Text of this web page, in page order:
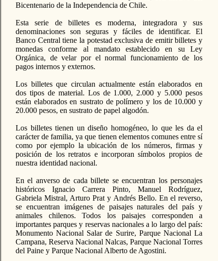
Bicentenario de la Independencia de Chile.
Esta serie de billetes es moderna, integradora y sus
denominaciones son seguras y fáciles de identificar. El
Banco Central tiene la potestad exclusiva de emitir billetes y
monedas conforme al mandato establecido en su Ley
Orgánica, de velar por el normal funcionamiento de los
pagos internos y externos.
Los billetes que circulan actualmente están elaborados en
dos tipos de material. Los de 1.000, 2.000 y 5.000 pesos
están elaborados en sustrato de polímero y los de 10.000 y
20.000 pesos, en sustrato de papel algodón.
Los billetes tienen un diseño homogéneo, lo que les da el
carácter de familia, ya que tienen elementos comunes entre sí
como por ejemplo la ubicación de los números, firmas y
posición de los retratos e incorporan símbolos propios de
nuestra identidad nacional.
En el anverso de cada billete se encuentran los personajes
históricos Ignacio Carrera Pinto, Manuel Rodríguez,
Gabriela Mistral, Arturo Prat y Andrés Bello. En el reverso,
se encuentran imágenes de paisajes naturales del país y
animales chilenos. Todos los paisajes corresponden a
importantes parques y reservas nacionales a lo largo del país:
Monumento Nacional Salar de Surire, Parque Nacional La
Campana, Reserva Nacional Nalcas, Parque Nacional Torres
del Paine y Parque Nacional Alberto de Agostini.